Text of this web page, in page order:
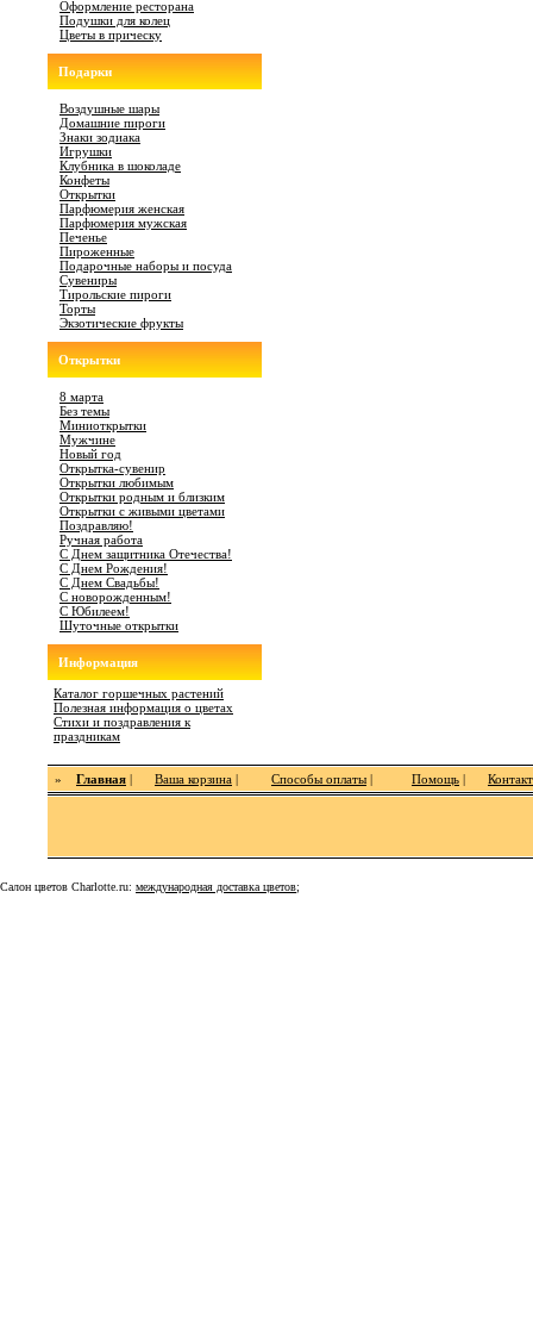
Оформление ресторана
Подушки для колец
Цветы в прическу
Подарки
Воздушные шары
Домашние пироги
Знаки зодиака
Игрушки
Клубника в шоколаде
Конфеты
Открытки
Парфюмерия женская
Парфюмерия мужская
Печенье
Пироженные
Подарочные наборы и посуда
Сувениры
Тирольские пироги
Торты
Экзотические фрукты
Открытки
8 марта
Без темы
Миниоткрытки
Мужчине
Новый год
Открытка-сувенир
Открытки любимым
Открытки родным и близким
Открытки с живыми цветами
Поздравляю!
Ручная работа
С Днем защитника Отечества!
С Днем Рождения!
С Днем Свадьбы!
С новорожденным!
С Юбилеем!
Шуточные открытки
Информация
Каталог горшечных растений
Полезная информация о цветах
Стихи и поздравления к
праздникам
» Главная | Ваша корзина | Способы оплаты | Помощь |
Салон цветов Charlotte.ru: международная доставка цветов;